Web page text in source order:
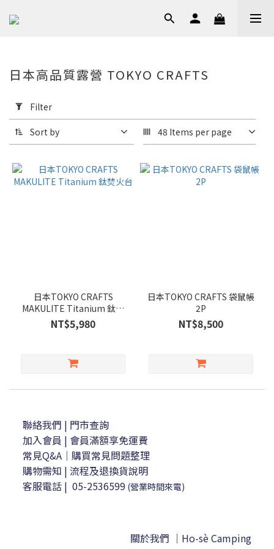
Filter
(0/20)
Range
(NT$)
日本高品質露營 TOKYO CRAFTS
Filter
Sort by 48 Items per page
日本TOKYO CRAFTS
MAKULITE Titanium 鈦焚
火台
NT$5,980
日本TOKYO CRAFTS 袋鼠帳
2P
NT$8,500
聯絡我們 | 門市查詢
加入會員 | 會員滿額享免運費
常見Q&A｜購買常見問題整理
購物需知 | 流程及退換貨說明
客服電話 | 05-2536599 (營業時間來電)
關於我們 ｜Ho-sè Camping